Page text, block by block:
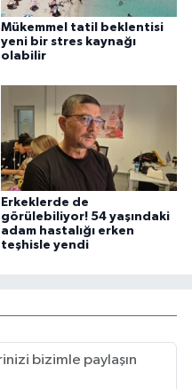
Mükemmel tatil beklentisi
yeni bir stres kaynağı
olabilir
Erkeklerde de
görülebiliyor! 54 yaşındaki
adam hastalığı erken
teşhisle yendi